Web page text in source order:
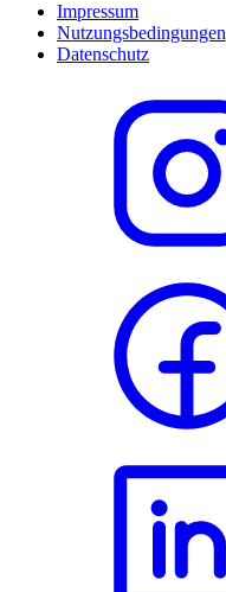
Impressum
Nutzungsbedingungen
Datenschutz